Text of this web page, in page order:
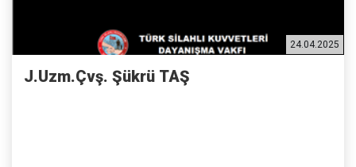
24.04.2025
J.Uzm.Çvş. Şükrü TAŞ